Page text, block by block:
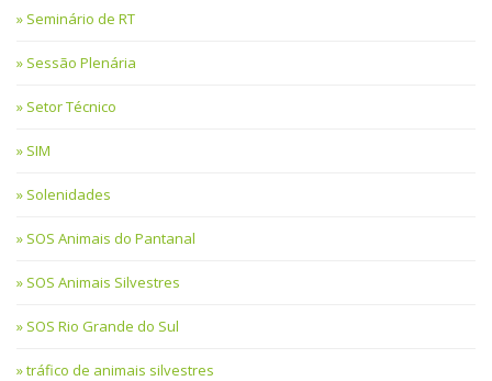
Seminário de RT
Sessão Plenária
Setor Técnico
SIM
Solenidades
SOS Animais do Pantanal
SOS Animais Silvestres
SOS Rio Grande do Sul
tráfico de animais silvestres